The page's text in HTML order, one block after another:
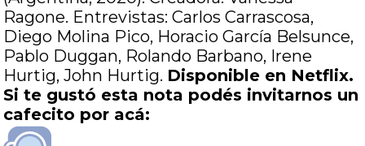
Ragone. Entrevistas: Carlos Carrascosa,
Diego Molina Pico, Horacio García Belsunce,
Pablo Duggan, Rolando Barbano, Irene
Hurtig, John Hurtig. Disponible en Netflix.
Si te gustó esta nota podés invitarnos un
cafecito por acá: